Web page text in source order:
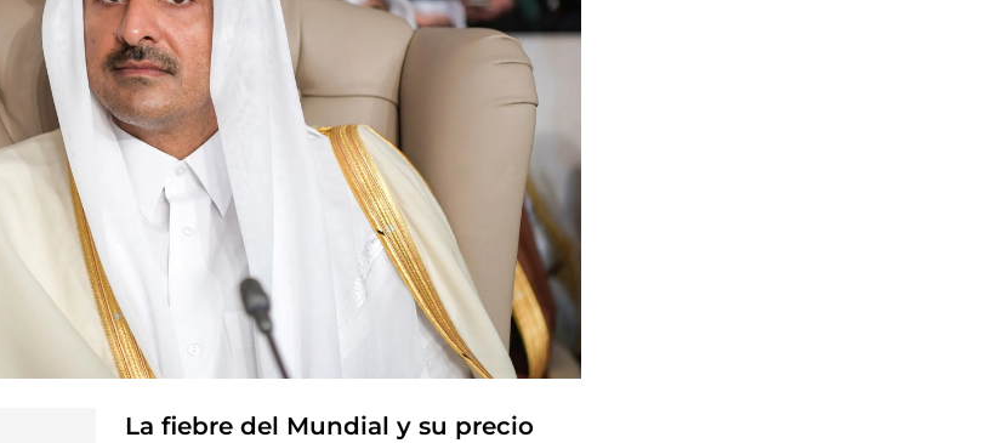
La fiebre del Mundial y su precio